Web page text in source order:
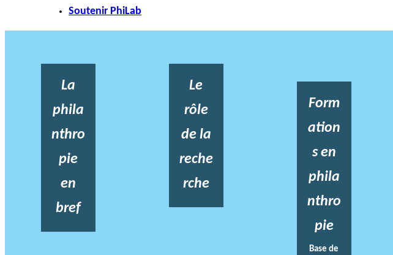
Soutenir PhiLab
La
phila
nthro
pie
en
bref
Le
rôle
de la
reche
rche
Form
ation
s en
phila
nthro
pie
Base de